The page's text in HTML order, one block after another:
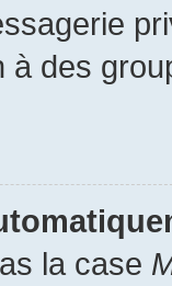
à des
la case